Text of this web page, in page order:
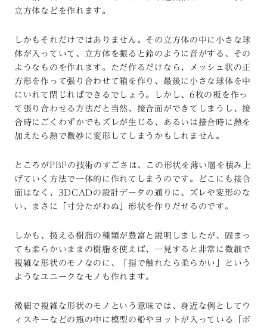
立方体などを作れます。
しかもそれだけではありません。その立方体の中に小さな球
体が入っていて、立方体を振ると鈴のように音がする、その
ようなものを作れます。ただ作るだけなら、メッシュ状の正
方形を作って張り合わせて箱を作り、最後に小さな球体を中
にいれて閉じればできるでしょう。しかし、6枚の板を作っ
て張り合わせる方法だと当然、接合面ができてしまうし、接
合時にごくわずかでもズレが生じる、あるいは接合時に熱を
加えたら熱で微妙に変形してしまうかもしれません。
ところがPBFの技術のすごさは、この形状を薄い層を積み上
げていく方法で一体的に作れてしまうのです。どこにも接合
面はなく、3DCADの設計データの通りに、ズレや変形のな
い、まさに「寸分たがわぬ」形状を作りだせるのです。
しかも、扱える樹脂の種類が豊富と説明しましたが、固まっ
ても柔らかいままの樹脂を使えば、一見すると非常に微細で
複雑な形状のモノなのに、「指で触れたら柔らかい」という
ようなユニークなモノも作れます。
微細で複雑な形状のモノという意味では、身近な例としてウ
ィスキーなどの瓶の中に模型の船やヨットが入っている「ボ